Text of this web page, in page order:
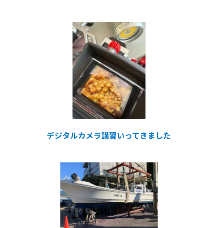
デジタルカメラ講習いってきました